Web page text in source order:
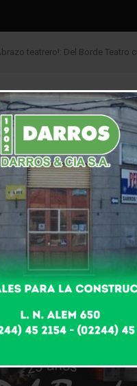
teatrero!: Del Borde Teatro
teatrero!:
Fm Alpha